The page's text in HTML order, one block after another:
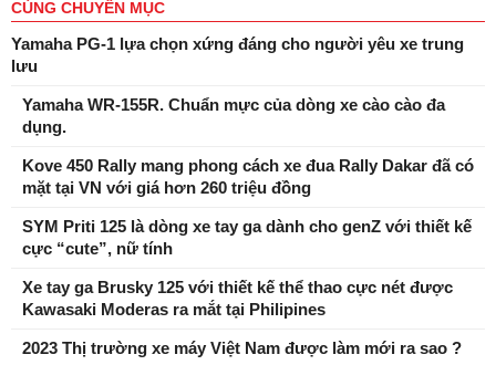
CÙNG CHUYÊN MỤC
Yamaha PG-1 lựa chọn xứng đáng cho người yêu xe trung
lưu
Yamaha WR-155R. Chuẩn mực của dòng xe cào cào đa
dụng.
Kove 450 Rally mang phong cách xe đua Rally Dakar đã có
mặt tại VN với giá hơn 260 triệu đồng
SYM Priti 125 là dòng xe tay ga dành cho genZ với thiết kế
cực “cute”, nữ tính
Xe tay ga Brusky 125 với thiết kế thể thao cực nét được
Kawasaki Moderas ra mắt tại Philipines
2023 Thị trường xe máy Việt Nam được làm mới ra sao ?